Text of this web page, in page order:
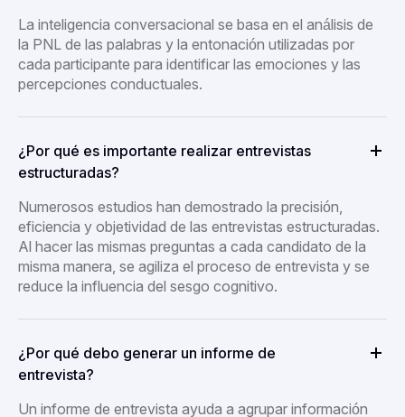
La inteligencia conversacional se basa en el análisis de
la PNL de las palabras y la entonación utilizadas por
cada participante para identificar las emociones y las
percepciones conductuales.
¿Por qué es importante realizar entrevistas
estructuradas?
Numerosos estudios han demostrado la precisión,
eficiencia y objetividad de las entrevistas estructuradas.
Al hacer las mismas preguntas a cada candidato de la
misma manera, se agiliza el proceso de entrevista y se
reduce la influencia del sesgo cognitivo.
¿Por qué debo generar un informe de
entrevista?
Un informe de entrevista ayuda a agrupar información